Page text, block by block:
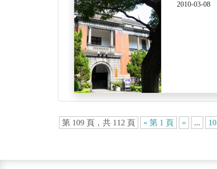
2010-03-08
第 109 頁，共 112 頁 « 第 1 頁 « ... 10